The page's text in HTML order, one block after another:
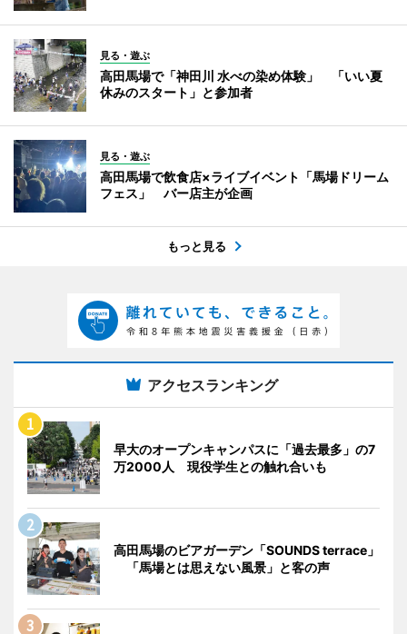
見る・遊ぶ
高田馬場で「神田川 水べの染め体験」 「いい夏
休みのスタート」と参加者
見る・遊ぶ
高田馬場で飲食店×ライブイベント「馬場ドリーム
フェス」 バー店主が企画
もっと見る
アクセスランキング
早大のオープンキャンパスに「過去最多」の7
万2000人 現役学生との触れ合いも
高田馬場のビアガーデン「SOUNDS terrace」
「馬場とは思えない風景」と客の声